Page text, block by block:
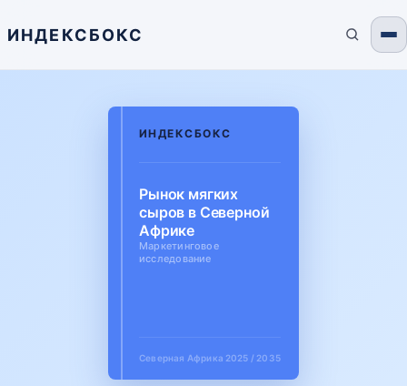
ИНДЕКСБОКС
ИНДЕКСБОКС
Рынок мягких
сыров в Северной
Африке
Маркетинговое
исследование
Северная Африка 2025 / 2035